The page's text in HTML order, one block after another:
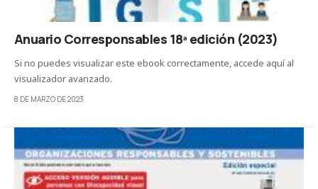
Anuario Corresponsables 18ª edición (2023)
Si no puedes visualizar este ebook correctamente, accede aquí al
visualizador avanzado.
8 DE MARZO DE 2023